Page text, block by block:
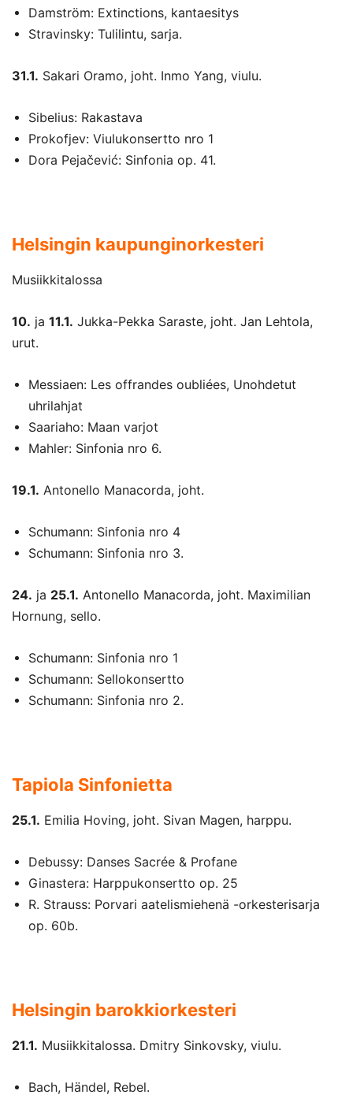
Damström: Extinctions, kantaesitys
Stravinsky: Tulilintu, sarja.
31.1. Sakari Oramo, joht. Inmo Yang, viulu.
Sibelius: Rakastava
Prokofjev: Viulukonsertto nro 1
Dora Pejačević: Sinfonia op. 41.
Helsingin kaupunginorkesteri
Musiikkitalossa
10. ja 11.1. Jukka-Pekka Saraste, joht. Jan Lehtola,
urut.
Messiaen: Les offrandes oubliées, Unohdetut
uhrilahjat
Saariaho: Maan varjot
Mahler: Sinfonia nro 6.
19.1. Antonello Manacorda, joht.
Schumann: Sinfonia nro 4
Schumann: Sinfonia nro 3.
24. ja 25.1. Antonello Manacorda, joht. Maximilian
Hornung, sello.
Schumann: Sinfonia nro 1
Schumann: Sellokonsertto
Schumann: Sinfonia nro 2.
Tapiola Sinfonietta
25.1. Emilia Hoving, joht. Sivan Magen, harppu.
Debussy: Danses Sacrée & Profane
Ginastera: Harppukonsertto op. 25
R. Strauss: Porvari aatelismiehenä -orkesterisarja
op. 60b.
Helsingin barokkiorkesteri
21.1. Musiikkitalossa. Dmitry Sinkovsky, viulu.
Bach, Händel, Rebel.